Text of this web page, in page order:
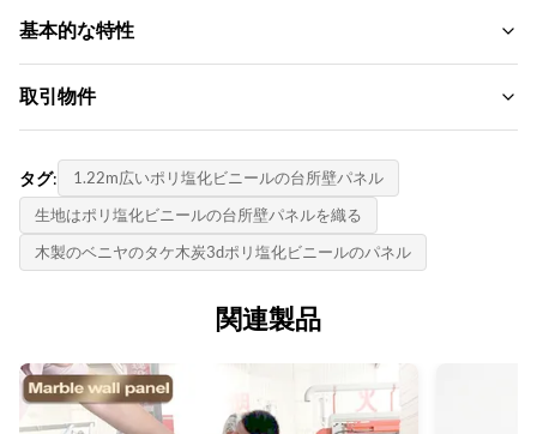
Material:
Function:
防水性、防水性、
Color:
さまざまでカスタマイズされています
Style:
インテリアの家、内部および外壁の装飾、学校、オフィス
Thickness:
基本的な特性
ブランド名:
製品モデル:
1220*2440*5mm/8mm
証明書:
ISO9001
取引物件
交渉する
単価:
Negotiate
供給能力:
1日あたり6000メートル
タグ:
1.22m広いポリ塩化ビニールの台所壁パネル
生地はポリ塩化ビニールの台所壁パネルを織る
木製のベニヤのタケ木炭3dポリ塩化ビニールのパネル
関連製品